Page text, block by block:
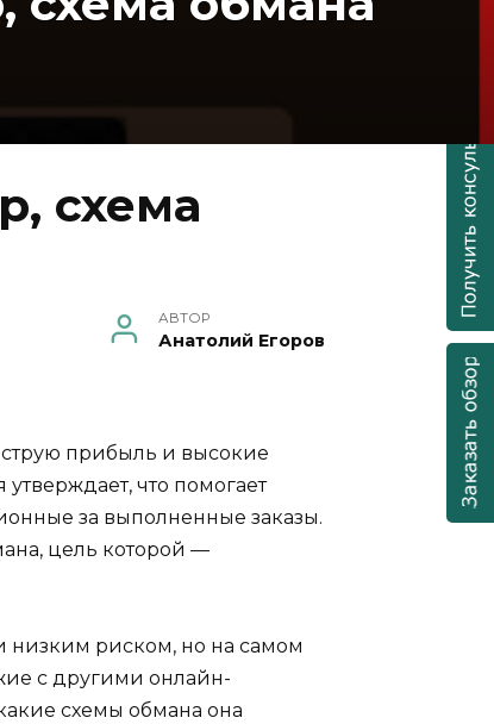
схема
АВТОР
Анатолий Егоров
прибыль и высокие
что помогает
за выполненные заказы.
цель которой —
низким риском, но на самом
с другими онлайн-
схемы обмана она